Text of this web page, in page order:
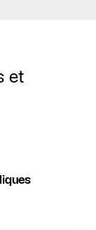
et